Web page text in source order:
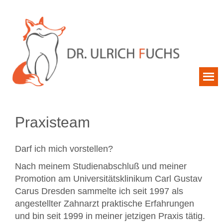
Praxisteam
Darf ich mich vorstellen?
Nach meinem Studienabschluß und meiner
Promotion am Universitätsklinikum Carl Gustav
Carus Dresden sammelte ich seit 1997 als
angestellter Zahnarzt praktische Erfahrungen
und bin seit 1999 in meiner jetzigen Praxis tätig.